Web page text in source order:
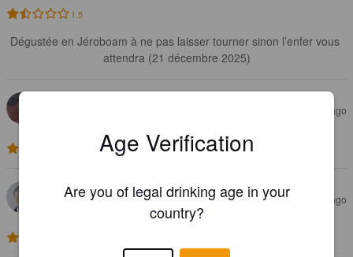
1.5
Dégustée en Jéroboam à ne pas laisser tourner sinon l’enfer vous
attendra (21 décembre 2025)
1 year ago
FLO M 3 years ago
Age Verification
Are you of legal drinking age in your
country?